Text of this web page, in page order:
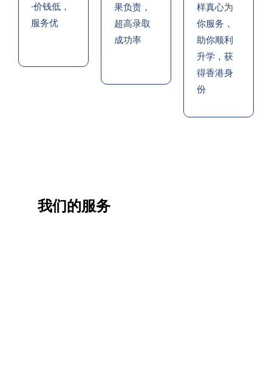
·价钱低，
服务优
果负责，
超高录取
成功率
样真心为
你服务，
助你顺利
升学，获
得香港身
份
我们的服务